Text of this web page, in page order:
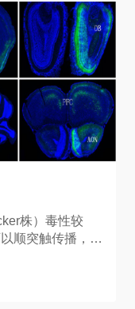
株）毒性较
顺突触传播，又
示踪工具病毒，